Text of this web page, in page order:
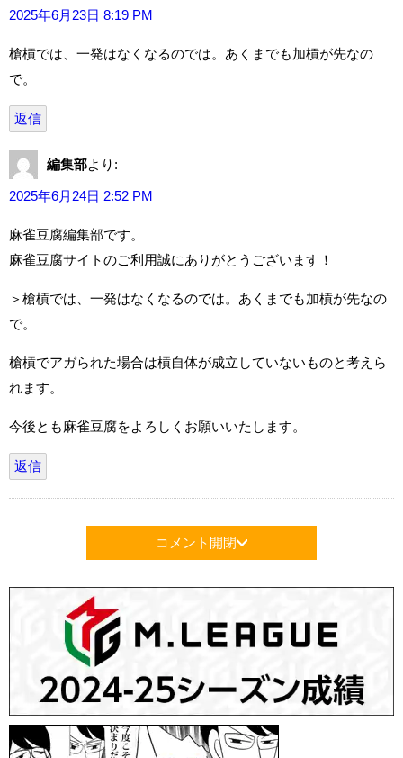
2025年6月23日 8:19 PM
槍槓では、一発はなくなるのでは。あくまでも加槓が先なの
で。
返信
編集部より:
2025年6月24日 2:52 PM
麻雀豆腐編集部です。
麻雀豆腐サイトのご利用誠にありがとうございます！
＞槍槓では、一発はなくなるのでは。あくまでも加槓が先なの
で。
槍槓でアガられた場合は槓自体が成立していないものと考えら
れます。
今後とも麻雀豆腐をよろしくお願いいたします。
返信
コメント開閉